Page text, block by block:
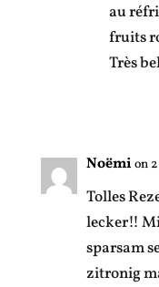
au
fruits
Très
Noëmi on
Tolles
lecker!!
sparsam
zitronig